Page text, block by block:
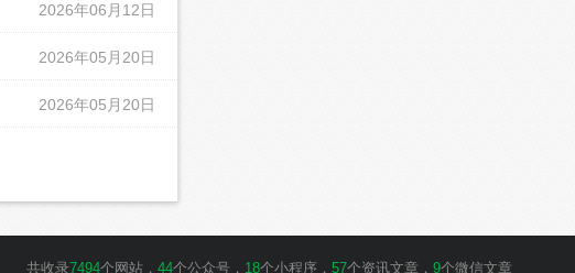
2026年06月12日
2026年05月20日
2026年05月20日
共收录7494个网站， 44个公众号， 18个小程序， 57个资讯文章， 9个微信文章